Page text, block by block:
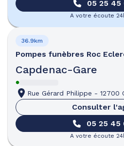
05 25 45
A votre écoute
Pompes funèbres Roc
Capdenac-Gare
36.9km
Rue Gérard Philippe - 12700
Consulter
05 25 45
A votre écoute